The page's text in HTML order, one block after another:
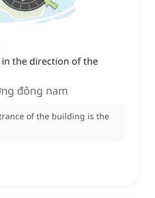
the direction of the
đông nam
of the building is the